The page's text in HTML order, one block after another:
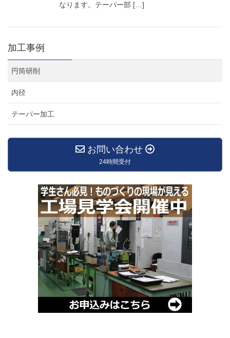
なります。テーパー部 […]
加工事例
円筒研削
内径
テーパー加工
お問い合わせ
24時間受付